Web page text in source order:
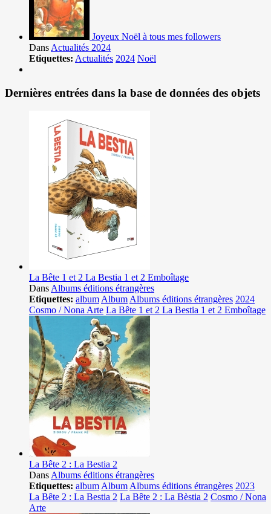
Joyeux Noël à tous mes followers
Dans Actualités 2024
Etiquettes: Actualités 2024 Noël
Dernières entrées dans la base de données des objets
La Bête 1 et 2 La Bestia 1 et 2 Emboîtage
Dans Albums éditions étrangères
Etiquettes: album Album Albums éditions étrangères 2024
Cosmo / Nona Arte La Bête 1 et 2 La Bestia 1 et 2 Emboîtage
La Bête 2 : La Bestia 2
Dans Albums éditions étrangères
Etiquettes: album Album Albums éditions étrangères 2023
La Bête 2 : La Bestia 2 La Bête 2 : La Bèstia 2 Cosmo / Nona
Arte